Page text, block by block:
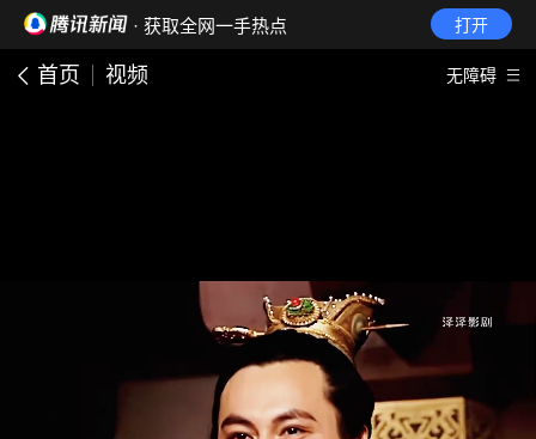
· 获取全网一手热点 打开
首页 视频 无障碍